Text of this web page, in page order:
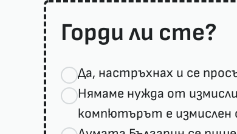
Горди ли сте?
Да, настръхнах и се
Нямаме нужда от
компютърът е измислен